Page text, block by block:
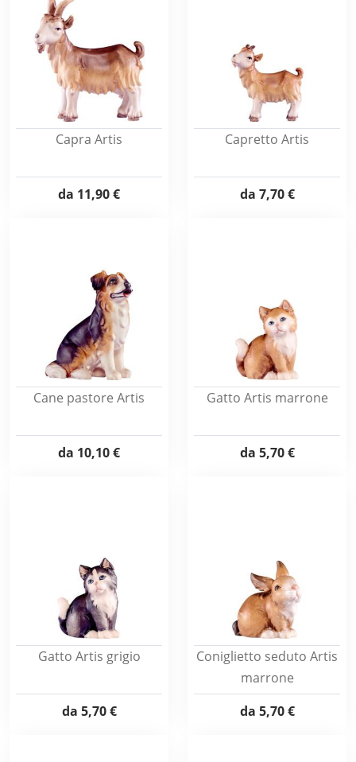
Capra Artis
da 11,90 €
Capretto Artis
da 7,70 €
Cane pastore Artis
da 10,10 €
Gatto Artis marrone
da 5,70 €
Gatto Artis grigio
da 5,70 €
Coniglietto seduto Artis
marrone
da 5,70 €